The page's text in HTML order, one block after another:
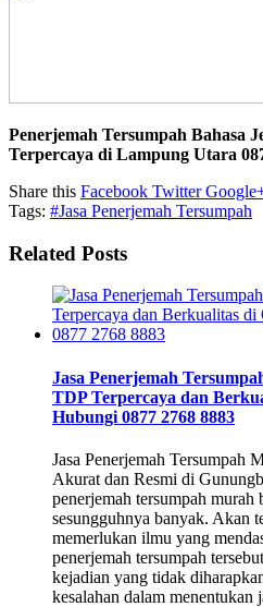
Penerjemah Tersumpah Bahasa
Terpercaya di Lampung Utara
Share this Facebook Twitter
Tags: #Jasa Penerjemah Tersumpah
Related Posts
Jasa Penerjemah
TDP Terpercaya dan
Hubungi 0877 2768 8883
Jasa Penerjemah Tersumpah
Akurat dan Resmi di
penerjemah tersumpah
sesungguhnya banyak. Akan
memerlukan ilmu yang
penerjemah tersumpah
kejadian yang tidak
kesalahan dalam menentukan